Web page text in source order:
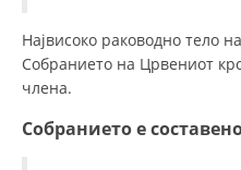
Највисоко раководно тело
Собранието на Црвениот
члена.
Собранието е